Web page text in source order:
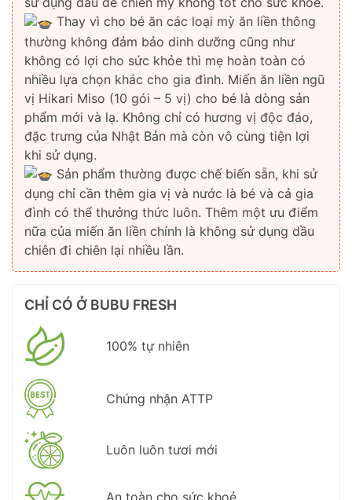
Thay vì cho bé ăn các loại mỳ ăn liền thông
thường không đảm bảo dinh dưỡng cũng như
không có lợi cho sức khỏe thì mẹ hoàn toàn có
nhiều lựa chọn khác cho gia đình. Miến ăn liền ngũ
vị Hikari Miso (10 gói – 5 vị) cho bé là dòng sản
phẩm mới và lạ. Không chỉ có hương vị độc đáo,
đặc trưng của Nhật Bản mà còn vô cùng tiện lợi
khi sử dụng.
Sản phẩm thường được chế biến sẵn, khi sử
dụng chỉ cần thêm gia vị và nước là bé và cả gia
đình có thể thưởng thức luôn. Thêm một ưu điểm
nữa của miến ăn liền chính là không sử dụng dầu
chiên đi chiên lại nhiều lần.
CHỈ CÓ Ở BUBU FRESH
100% tự nhiên
Chứng nhận ATTP
Luôn luôn tươi mới
An toàn cho sức khoẻ